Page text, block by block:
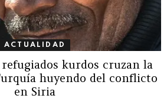
ACTUALIDAD
kurdos cruzan la
huyendo del conflicto
en Siria